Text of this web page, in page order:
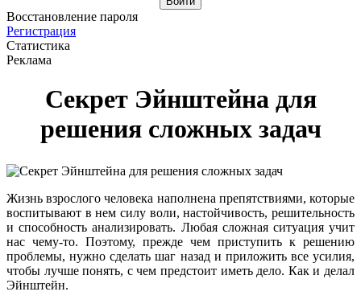
Восстановление пароля
Регистрация
Статистика
Реклама
Секрет Эйнштейна для
решения сложных задач
Жизнь взрослого человека наполнена препятствиями, которые
воспитывают в нем силу воли, настойчивость, решительность
и способность анализировать. Любая сложная ситуация учит
нас чему-то. Поэтому, прежде чем приступить к решению
проблемы, нужно сделать шаг назад и приложить все усилия,
чтобы лучше понять, с чем предстоит иметь дело. Как и делал
Эйнштейн.